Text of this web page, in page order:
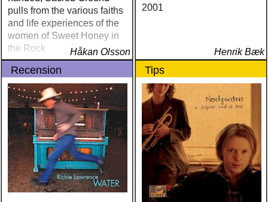
pulls from the various faiths
and life experiences of the
women of Sweet Honey in
the Rock
Håkan Olsson
2001
Henrik Bæk
Recension Tips